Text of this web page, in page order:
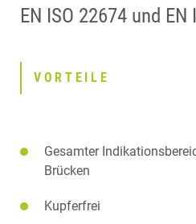
EN ISO 22674 und EN
VORTEILE
Gesamter
Brücken
Kupferfrei